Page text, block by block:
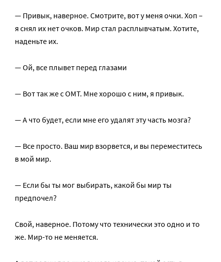
— Привык, наверное. Смотрите, вот у меня очки. Хоп –
я снял их нет очков. Мир стал расплывчатым. Хотите,
наденьте их.
— Ой, все плывет перед глазами
— Вот так же с ОМТ. Мне хорошо с ним, я привык.
— А что будет, если мне его удалят эту часть мозга?
— Все просто. Ваш мир взорвется, и вы переместитесь
в мой мир.
— Если бы ты мог выбирать, какой бы мир ты
предпочел?
Свой, наверное. Потому что технически это одно и то
же. Мир-то не меняется.